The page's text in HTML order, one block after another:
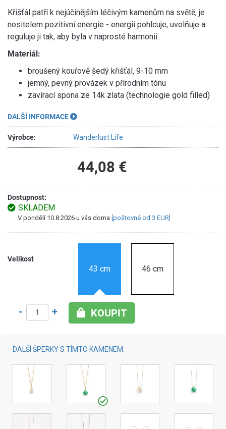
Křišťál patří k nejúčinějším léčivým kamenům na světě, je
nositelem pozitivní energie - energii pohlcuje, uvolňuje a
reguluje ji tak, aby byla v naprosté harmonii.
Materiál:
broušený kouřově šedý křišťál, 9-10 mm
jemný, pevný provázek v přírodním tónu
zavírací spona ze 14k zlata (technologie gold filled)
DALŠÍ INFORMACE
Výrobce: Wanderlust Life
44,08 €
Dostupnost:
SKLADEM
V pondělí 10.8.2026 u vás doma [poštovné od 3 EUR]
Velikost
43 cm 46 cm
- + KOUPIT
DALŠÍ ŠPERKY S TÍMTO KAMENEM: